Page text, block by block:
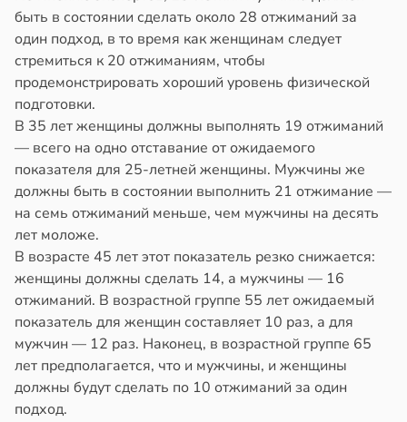
быть в состоянии сделать около 28 отжиманий за
один подход, в то время как женщинам следует
стремиться к 20 отжиманиям, чтобы
продемонстрировать хороший уровень физической
подготовки.
В 35 лет женщины должны выполнять 19 отжиманий
— всего на одно отставание от ожидаемого
показателя для 25-летней женщины. Мужчины же
должны быть в состоянии выполнить 21 отжимание —
на семь отжиманий меньше, чем мужчины на десять
лет моложе.
В возрасте 45 лет этот показатель резко снижается:
женщины должны сделать 14, а мужчины — 16
отжиманий. В возрастной группе 55 лет ожидаемый
показатель для женщин составляет 10 раз, а для
мужчин — 12 раз. Наконец, в возрастной группе 65
лет предполагается, что и мужчины, и женщины
должны будут сделать по 10 отжиманий за один
подход.